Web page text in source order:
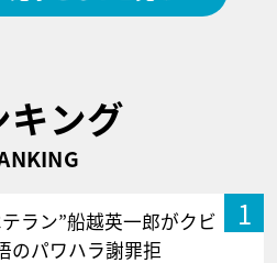
キング
1
ラン”船越英一郎がクビ
のパワハラ謝罪拒